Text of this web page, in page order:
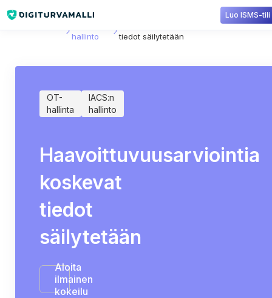
Luo ISMS-tili
hallinto
Haavoittuvuusarviointia koskevat
tiedot säilytetään
OT-
hallinta
IACS:n
hallinto
Haavoittuvuusarviointia
koskevat
tiedot
säilytetään
Aloita
ilmainen
kokeilu